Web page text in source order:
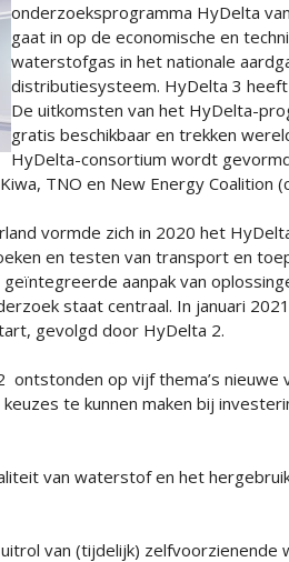
onderzoeksprogramma HyDelta
gaat in op de economische en
waterstofgas in het nationale
distributiesysteem. HyDelta 3
De uitkomsten van het HyDelta-
gratis beschikbaar en trekken
HyDelta-consortium wordt
TNO en New Energy Coalition
vormde zich in 2020 het
en testen van transport en
aanpak van
staat centraal. In januari
gevolgd door HyDelta 2.
op vijf thema’s nieuwe
te kunnen maken bij
van waterstof en het
van (tijdelijk) zelfvoorzienende